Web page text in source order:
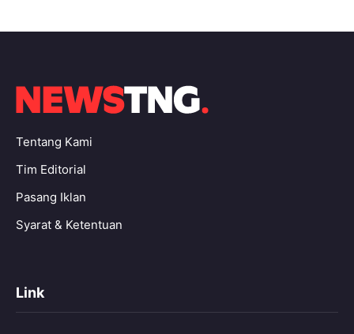
Tentang Kami
Tim Editorial
Pasang Iklan
Syarat & Ketentuan
Link